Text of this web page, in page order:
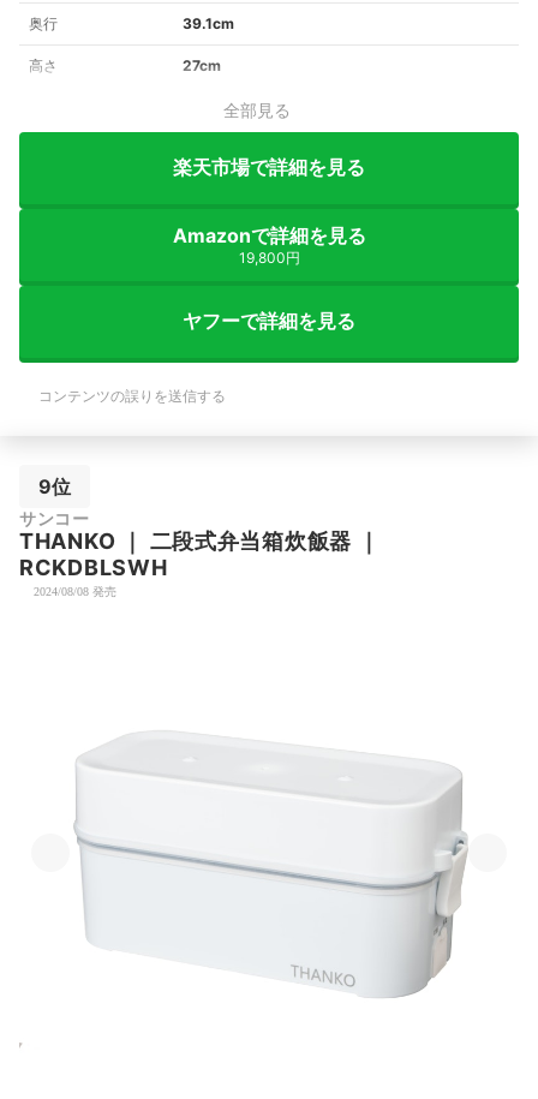
奥行 39.1cm
高さ 27cm
全部見る
楽天市場で詳細を見る
Amazonで詳細を見る
19,800円
ヤフーで詳細を見る
コンテンツの誤りを送信する
9位
サンコー
THANKO ｜ 二段式弁当箱炊飯器 ｜
RCKDBLSWH
2024/08/08 発売